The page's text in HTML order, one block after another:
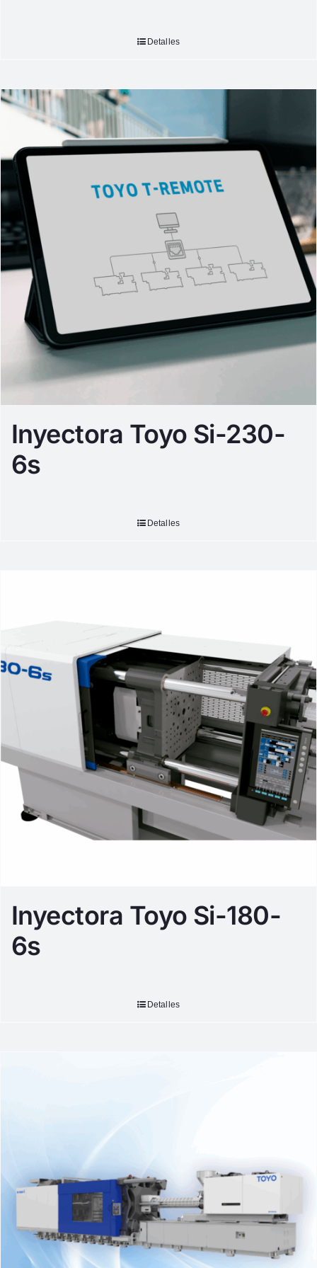
Detalles
Inyectora Toyo Si-230-
6s
Detalles
Inyectora Toyo Si-180-
6s
Detalles